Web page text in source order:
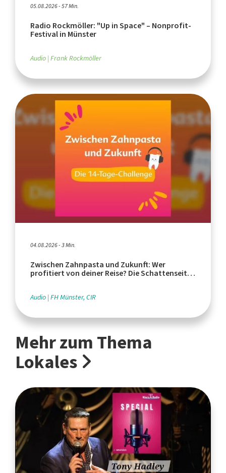
05.08.2026 - 57 Min.
Radio Rockmöller: "Up in Space" – Nonprofit-
Festival in Münster
Audio Frank Rockmöller
04.08.2026 - 3 Min.
Zwischen Zahnpasta und Zukunft: Wer
profitiert von deiner Reise? Die Schattenseiten
Audio FH Münster, CIR
Mehr zum Thema
Lokales